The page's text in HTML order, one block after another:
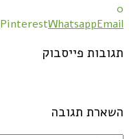
0
PinterestWhatsappEmail
תגובות פייסבוק
השארת תגובה